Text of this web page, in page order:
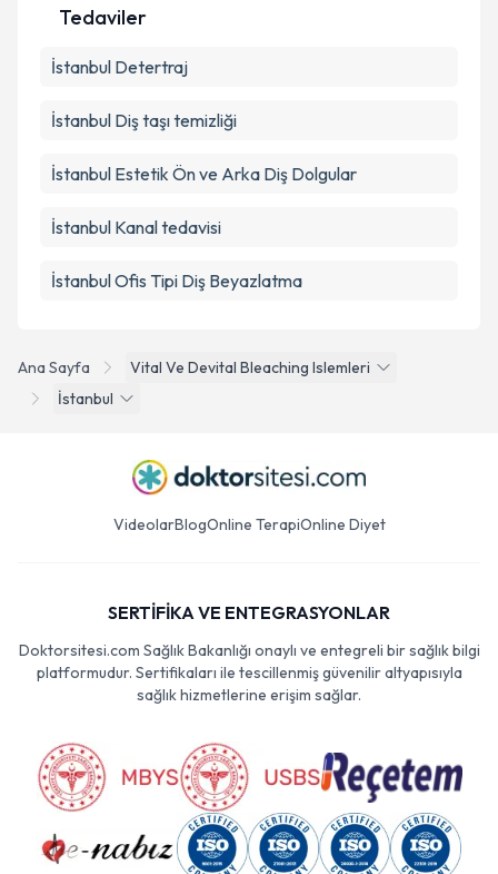
Ana Sayfa
Vital Ve Devital Bleaching Islemleri
İstanbul
Tedaviler
İstanbul Detertraj
İstanbul Diş taşı temizliği
İstanbul Estetik Ön ve Arka Diş Dolgular
İstanbul Kanal tedavisi
İstanbul Ofis Tipi Diş Beyazlatma
VideolarBlogOnline TerapiOnline Diyet
SERTİFİKA VE ENTEGRASYONLAR
Doktorsitesi.com Sağlık Bakanlığı onaylı ve entegreli bir sağlık bilgi
platformudur. Sertifikaları ile tescillenmiş güvenilir altyapısıyla
sağlık hizmetlerine erişim sağlar.